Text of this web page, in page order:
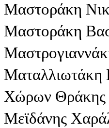
Μαστοράκη
Μαστοράκη
Ματαλλιωτάκη
Χώρων Θράκης
Μεϊδάνης